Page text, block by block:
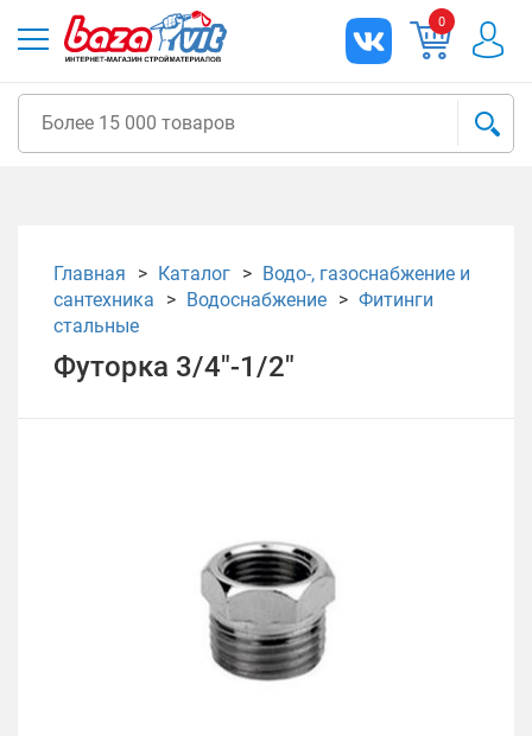
0
Главная Каталог
Водо-, газоснабжение и
сантехника
Водоснабжение
Фитинги
стальные
Футорка 3/4"-1/2"